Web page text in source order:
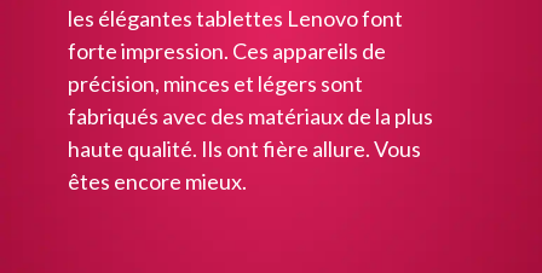
les élégantes tablettes Lenovo font
forte impression. Ces appareils de
précision, minces et légers sont
fabriqués avec des matériaux de la plus
haute qualité. Ils ont fière allure. Vous
êtes encore mieux.